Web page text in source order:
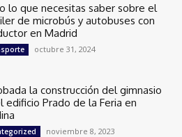
lo que necesitas saber sobre el
de microbús y autobuses con
en Madrid
octubre 31, 2024
la construcción del gimnasio
edificio Prado de la Feria en
noviembre 8, 2023